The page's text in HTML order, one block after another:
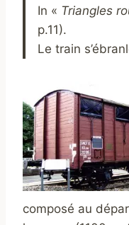
In « Triangles
p.11).
Le train
composé au